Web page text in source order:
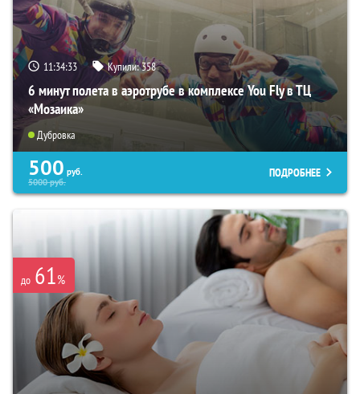
11:34:32 Купили:358
6 минут полета в аэротрубе в комплексе You Fly в ТЦ
«Мозаика»
Дубровка
500 руб.
5000руб.
ПОДРОБНЕЕ
до 61%